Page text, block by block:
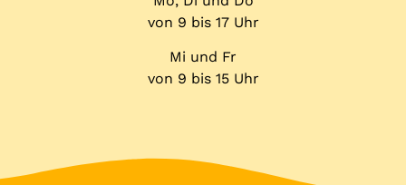
von 9 bis 17 Uhr
Mi und Fr
von 9 bis 15 Uhr